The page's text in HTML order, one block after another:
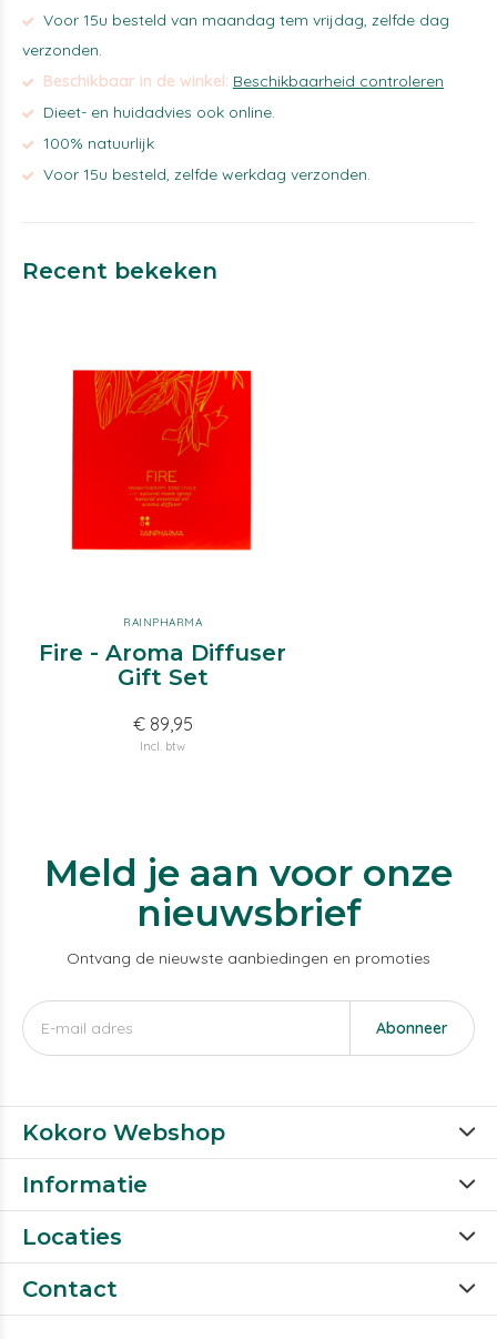
Voor 15u besteld van maandag tem vrijdag, zelfde dag
verzonden.
Beschikbaar in de winkel: Beschikbaarheid controleren
Dieet- en huidadvies ook online.
100% natuurlijk
Voor 15u besteld, zelfde werkdag verzonden.
Recent bekeken
RAINPHARMA
Fire - Aroma Diffuser
Gift Set
€ 89,95
Incl. btw
Meld je aan voor onze
nieuwsbrief
Ontvang de nieuwste aanbiedingen en promoties
Abonneer
Kokoro Webshop
Informatie
Locaties
Contact